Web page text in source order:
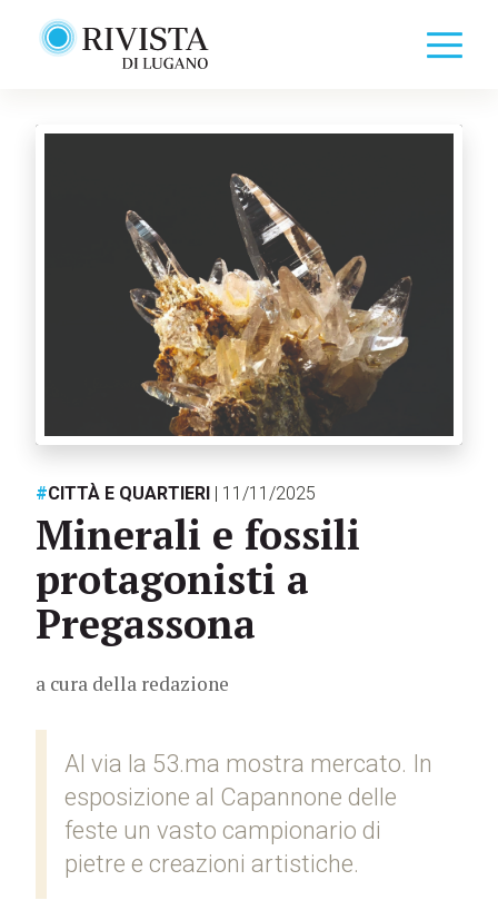
#CITTÀ E QUARTIERI | 11/11/2025
Minerali e fossili
protagonisti a
Pregassona
a cura della redazione
Al via la 53.ma mostra mercato. In
esposizione al Capannone delle
feste un vasto campionario di
pietre e creazioni artistiche.